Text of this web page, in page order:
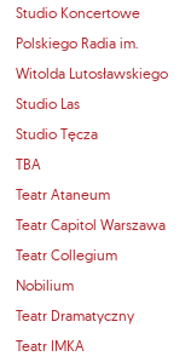
Studio Koncertowe
Polskiego Radia im.
Witolda Lutosławskiego
Studio Las
Studio Tęcza
TBA
Teatr Ataneum
Teatr Capitol Warszawa
Teatr Collegium
Nobilium
Teatr Dramatyczny
Teatr IMKA